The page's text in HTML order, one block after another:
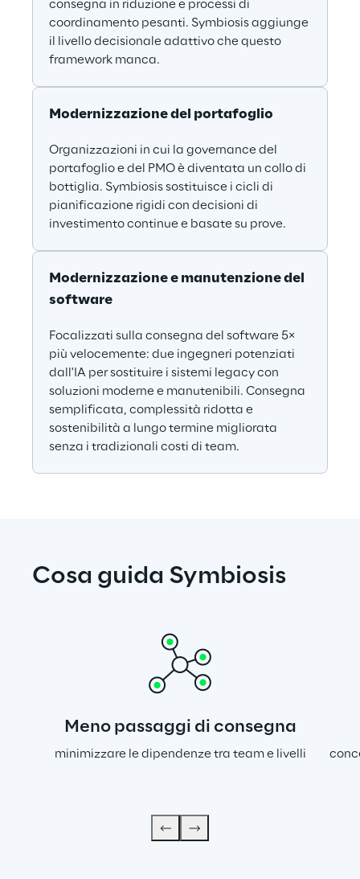
Modernizzazione del portafoglio
Organizzazioni in cui la governance del
portafoglio e del PMO è diventata un collo di
bottiglia. Symbiosis sostituisce i cicli di
pianificazione rigidi con decisioni di
investimento continue e basate su prove.
Modernizzazione e manutenzione del
software
Focalizzati sulla consegna del software 5×
più velocemente: due ingegneri potenziati
dall'IA per sostituire i sistemi legacy con
soluzioni moderne e manutenibili. Consegna
semplificata, complessità ridotta e
sostenibilità a lungo termine migliorata
senza i tradizionali costi di team.
consegna in riduzione e processi di
coordinamento pesanti. Symbiosis aggiunge
il livello decisionale adattivo che questo
framework manca.
Cosa guida Symbiosis
Meno passaggi di consegna
minimizzare le dipendenze tra team e livelli